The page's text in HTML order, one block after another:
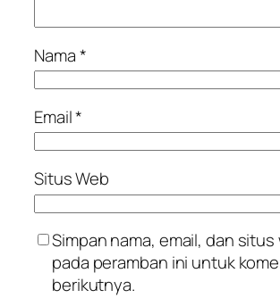
Nama*
Email*
Situs Web
Simpan nama, email, dan situs
pada peramban ini untuk
berikutnya.